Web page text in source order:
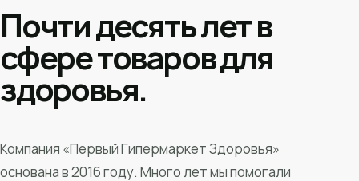
Почти десять лет в
сфере товаров для
здоровья.
Компания «Первый Гипермаркет Здоровья»
основана в 2016 году. Много лет мы помогали